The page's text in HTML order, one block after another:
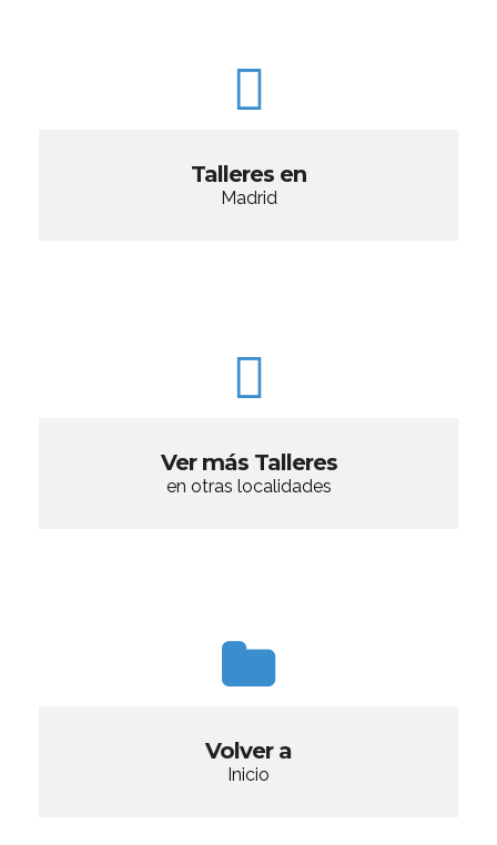
Talleres en
Madrid
Ver más Talleres
en otras localidades
Volver a
Inicio